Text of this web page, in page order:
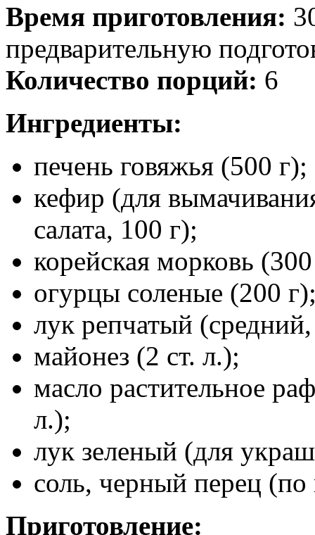
Время приготовления:
предварительную
Количество порций: 6
Ингредиенты:
печень говяжья (500 г);
кефир (для
салата, 100 г);
корейская морковь
огурцы соленые (200
лук репчатый
майонез (2 ст. л.);
масло растительное
л.);
лук зеленый (для
соль, черный перец (по
Приготовление: